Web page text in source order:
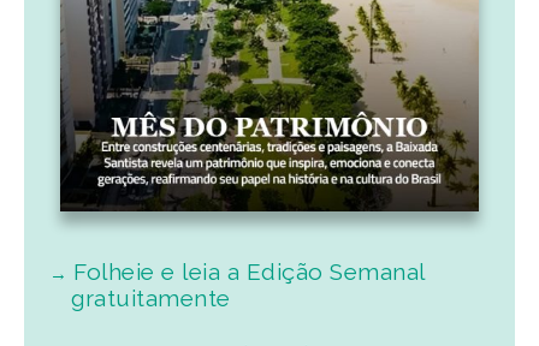
Folheie e leia a Edição Semanal
gratuitamente